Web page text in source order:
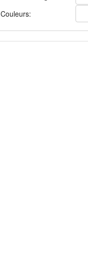
Couleurs: